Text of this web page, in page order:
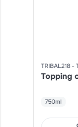
TRIBAL218
Topping
750ml